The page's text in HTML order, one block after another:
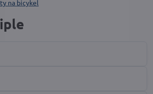
na bicykel